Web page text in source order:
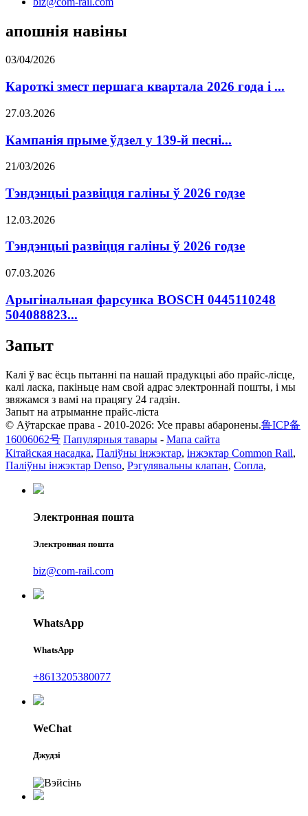
апошнія навіны
03/04/2026
Кароткі змест першага квартала 2026 года і ...
27.03.2026
Кампанія прыме ўдзел у 139-й песні...
21/03/2026
Тэндэнцыі развіцця галіны ў 2026 годзе
12.03.2026
Тэндэнцыі развіцця галіны ў 2026 годзе
07.03.2026
Арыгінальная фарсунка BOSCH 0445110248
504088823...
Запыт
Калі ў вас ёсць пытанні па нашай прадукцыі або прайс-лісце,
калі ласка, пакіньце нам свой адрас электроннай пошты, і мы
звяжамся з вамі на працягу 24 гадзін.
Запыт на атрыманне прайс-ліста
© Аўтарскае права - 2010-2026: Усе правы абаронены.鲁ICP备
16006062号 Папулярныя тавары - Мапа сайта
Кітайская насадка, Паліўны інжэктар, інжэктар Common Rail,
Паліўны інжэктар Denso, Рэгулявальны клапан, Сопла,
Электронная пошта
Электронная пошта
biz@com-rail.com
WhatsApp
WhatsApp
+8613205380077
WeChat
Джудзі